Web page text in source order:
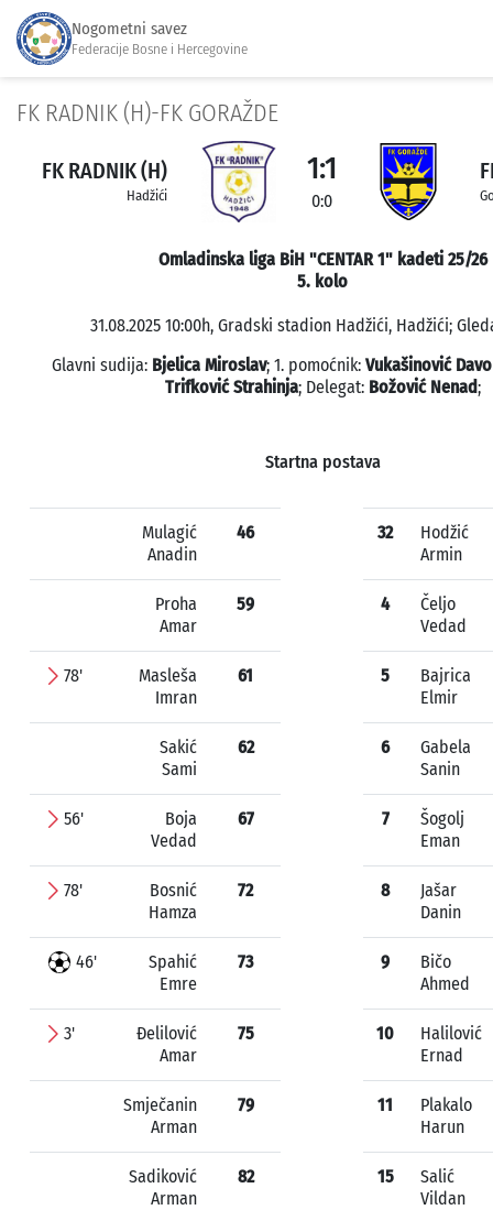
Nogometni savez
Federacije Bosne i Hercegovine
FK RADNIK (H)-FK GORAŽDE
FK RADNIK (H)
Hadžići
1:1
0:0
Omladinska liga BiH "CENTAR 1" kadeti 25/26
5. kolo
31.08.2025 10:00h, Gradski stadion Hadžići, Hadžići;
Glavni sudija: Bjelica Miroslav; 1. pomoćnik: Vukašinović
Trifković Strahinja; Delegat: Božović Nenad;
Startna postava
Mulagić
Anadin
46
Proha
Amar
59
78'
Masleša
Imran
61
Sakić
Sami
62
56'
Boja
Vedad
67
78'
Bosnić
Hamza
72
46'
Spahić
Emre
73
3'
Đelilović
Amar
75
Smječanin
Arman
79
Sadiković
Arman
82
32
Hodžić
Armin
4
Čeljo
Vedad
5
Bajrica
Elmir
6
Gabela
Sanin
7
Šogolj
Eman
8
Jašar
Danin
9
Bičo
Ahmed
10
Halilović
Ernad
11
Plakalo
Harun
15
Salić
Vildan